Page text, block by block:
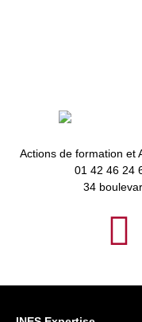
Actions de formation et
01 42 46 24
34